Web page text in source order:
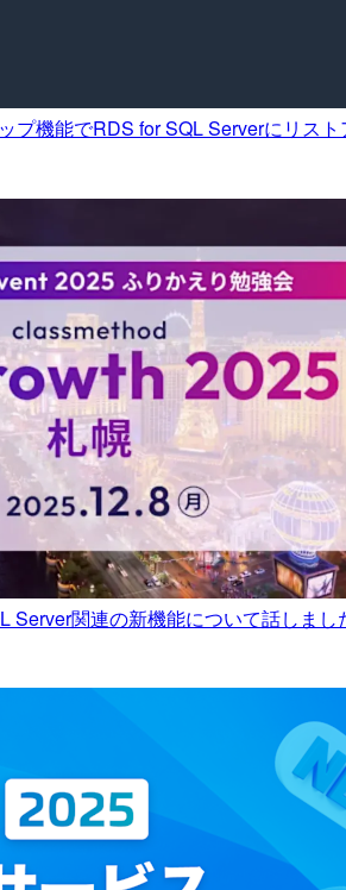
プ機能でRDS for SQL Serverにリスト
Server関連の新機能について話しま